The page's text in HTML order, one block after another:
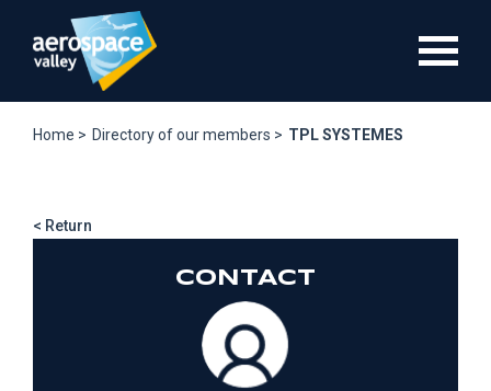
main
Home > Directory of our members > TPL SYSTEMES
< Return
CONTACT